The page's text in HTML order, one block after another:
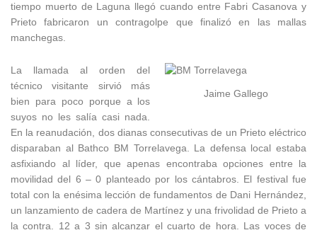
tiempo muerto de Laguna llegó cuando entre Fabri Casanova y
Prieto fabricaron un contragolpe que finalizó en las mallas
manchegas.
Jaime Gallego
La llamada al orden del
técnico visitante sirvió más
bien para poco porque a los
suyos no les salía casi nada.
En la reanudación, dos dianas consecutivas de un Prieto eléctrico
disparaban al Bathco BM Torrelavega. La defensa local estaba
asfixiando al líder, que apenas encontraba opciones entre la
movilidad del 6 – 0 planteado por los cántabros. El festival fue
total con la enésima lección de fundamentos de Dani Hernández,
un lanzamiento de cadera de Martínez y una frivolidad de Prieto a
la contra. 12 a 3 sin alcanzar el cuarto de hora. Las voces de